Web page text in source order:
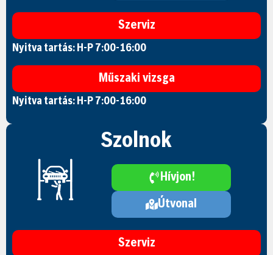
Szerviz
Nyitva tartás: H-P 7:00-16:00
Műszaki vizsga
Nyitva tartás: H-P 7:00-16:00
Szolnok
Hívjon!
Útvonal
Szerviz